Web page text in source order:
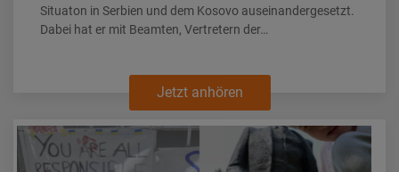
Situaton in Serbien und dem Kosovo auseinandergesetzt.
Dabei hat er mit Beamten, Vertretern der…
Jetzt anhören